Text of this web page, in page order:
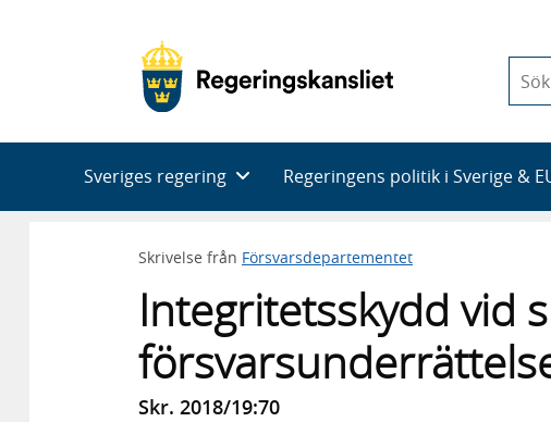
du
en
Sveriges regering Regeringens politik i Sverige &
Skrivelse från Försvarsdepartementet
Integritetsskydd vid
Skr. 2018/19:70